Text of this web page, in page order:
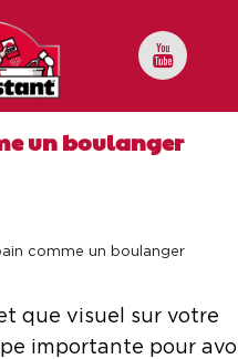
un boulanger
comme un boulanger
que visuel sur votre
importante pour